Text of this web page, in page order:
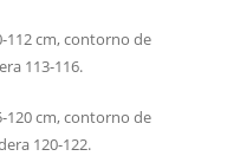
112 cm, contorno de
113-116.
120 cm, contorno de
120-122.